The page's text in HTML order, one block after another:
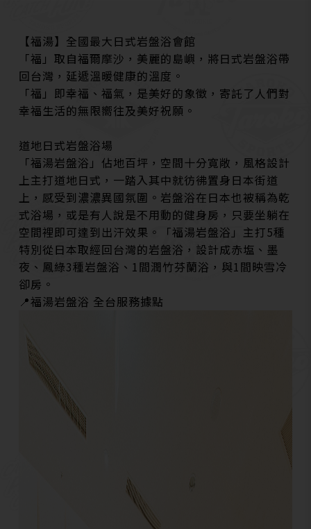
【福湯】全國最大日式岩盤浴會館
「福」取自福爾摩沙，美麗的島嶼，將日式岩盤浴帶
回台灣，延遞溫暖健康的溫度。
「福」即幸福、福氣，是美好的象徵，寄託了人們對
幸福生活的無限嚮往及美好祝願。
道地日式岩盤浴場
「福湯岩盤浴」佔地百坪，空間十分寬敞，風格設計
上主打道地日式，一踏入其中就彷彿置身日本街道
上，感受到濃濃異國氛圍。岩盤浴在日本也被稱為乾
式浴場，或是有人說是不用動的健身房，只要坐躺在
空間裡即可達到出汗效果。「福湯岩盤浴」主打5種
特別從日本取經回台灣的岩盤浴，設計成赤塩、墨
夜、鳳綠3種岩盤浴、1間潤竹芬蘭浴，與1間映雪冷
卻房。
📍福湯岩盤浴 全台服務據點